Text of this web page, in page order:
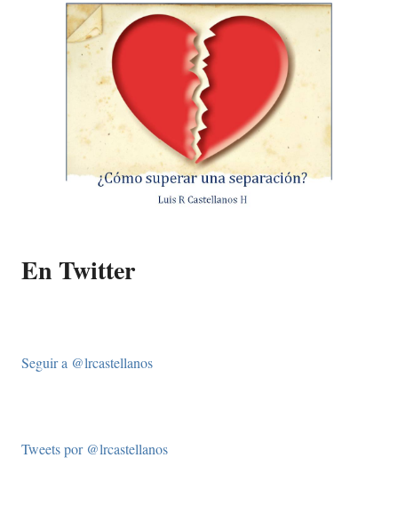
En Twitter
Seguir a @lrcastellanos
Tweets por @lrcastellanos